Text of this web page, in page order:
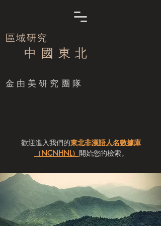
區域研究
中 國 東 北
​金由美研究團隊
歡迎進入我們的東北非漢語人名數據庫
（NCNHNL） 開始您的檢索。